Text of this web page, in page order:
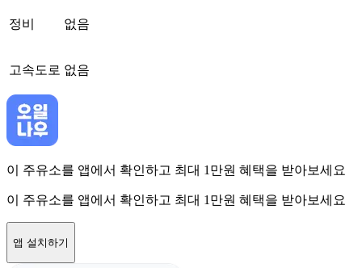
정비 없음
고속도로 없음
이 주유소를 앱에서 확인하고 최대 1만원 혜택을 받아보세요
이 주유소를 앱에서 확인하고 최대 1만원 혜택을 받아보세요
앱 설치하기